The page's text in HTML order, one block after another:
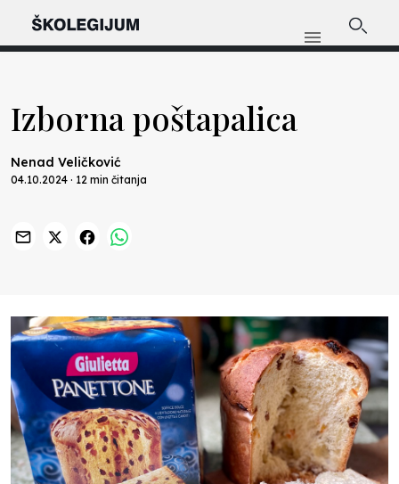
Izborna poštapalica
Nenad Veličković
04.10.2024 · 12 min čitanja